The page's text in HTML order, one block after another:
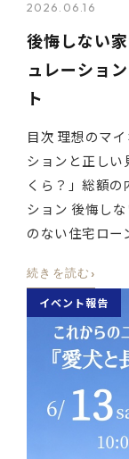
2026.06.16
後悔しない
ュレーショ
ト
目次 理想のマ
ションと正し
くら？」総額
ション 後悔し
のない住宅ロ
続きを読む ›
イベント報告